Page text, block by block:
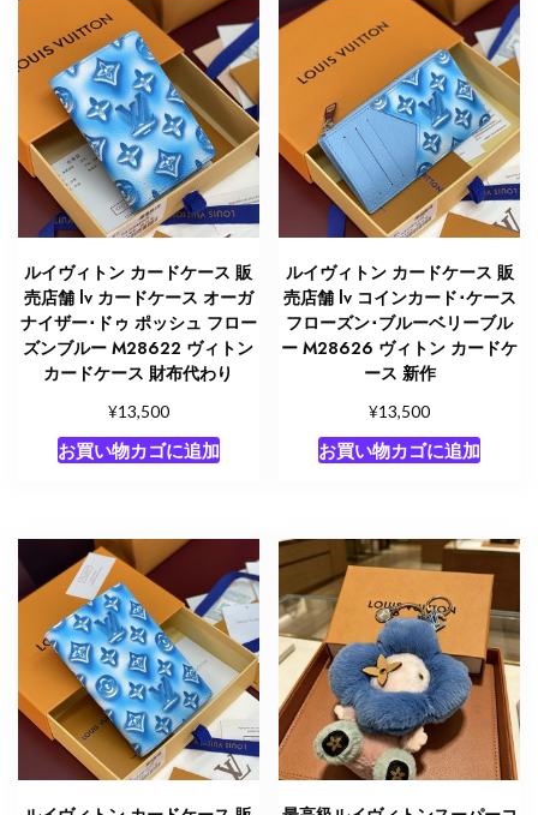
ルイヴィトン カードケース 販
売店舗 lv カードケース オーガ
ナイザー･ドゥ ポッシュ フロー
ズンブルー M28622 ヴィトン
カードケース 財布代わり
¥13,500
お買い物カゴに追加
ルイヴィトン カードケース 販
売店舗 lv コインカード･ケース
フローズン･ブルーベリーブル
ー M28626 ヴィトン カードケ
ース 新作
¥13,500
お買い物カゴに追加